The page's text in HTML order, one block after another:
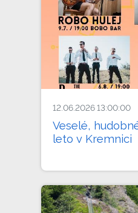
12.06.2026 13:00:00
Veselé,
leto v Kremnici